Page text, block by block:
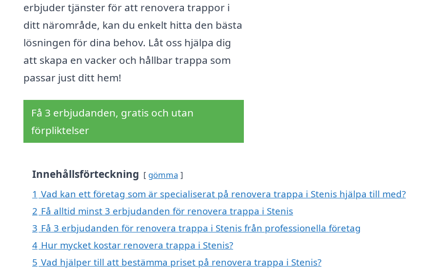
erbjuder tjänster för att renovera trappor i
ditt närområde, kan du enkelt hitta den bästa
lösningen för dina behov. Låt oss hjälpa dig
att skapa en vacker och hållbar trappa som
passar just ditt hem!
Få 3 erbjudanden, gratis och utan
förpliktelser
Innehållsförteckning gömma
1 Vad kan ett företag som är specialiserat på renovera trappa i Stenis hjälpa till med?
2 Få alltid minst 3 erbjudanden för renovera trappa i Stenis
3 Få 3 erbjudanden för renovera trappa i Stenis från professionella företag
4 Hur mycket kostar renovera trappa i Stenis?
5 Vad hjälper till att bestämma priset på renovera trappa i Stenis?